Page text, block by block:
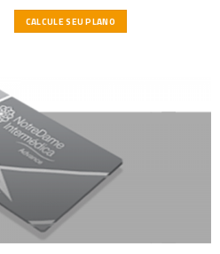
CALCULE SEU PLANO